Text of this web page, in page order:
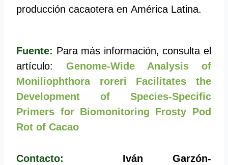
producción cacaotera en América Latina.
Fuente: Para más información, consulta el
artículo: Genome-Wide Analysis of
Moniliophthora roreri Facilitates the
Development of Species-Specific
Primers for Biomonitoring Frosty Pod
Rot of Cacao
Contacto:
Iván Garzón-